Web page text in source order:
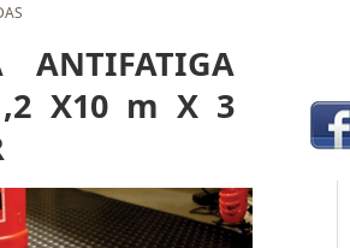
ANTIFATIGA
X10 m X 3